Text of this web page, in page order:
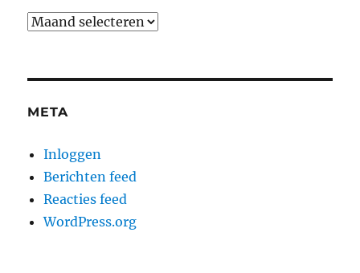
Archieven
META
Inloggen
Berichten feed
Reacties feed
WordPress.org